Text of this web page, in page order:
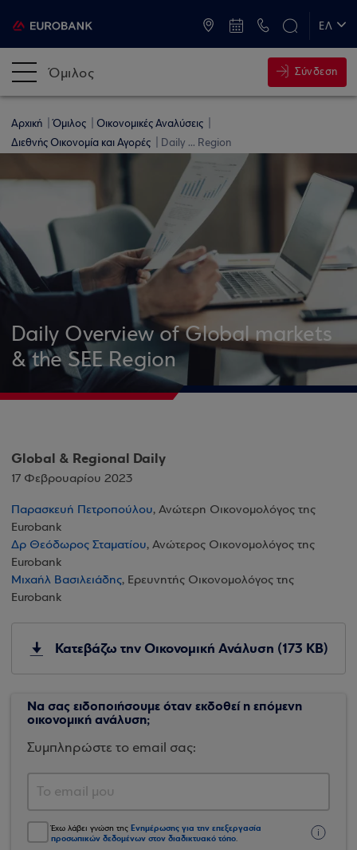
ΕΛ
Όμιλος Σύνδεση
Αρχική Όμιλος
Οικονομικές Αναλύσεις
Διεθνής Οικονομία και Αγορές
Daily ... Region
Daily Overview of Global markets
& the SEE Region
Global & Regional Daily
17 Φεβρουαρίου 2023
Παρασκευή Πετροπούλου, Ανώτερη Οικονομολόγος της
Eurobank
Δρ Θεόδωρος Σταματίου, Ανώτερος Οικονομολόγος της
Eurobank
Μιχαήλ Βασιλειάδης, Ερευνητής Οικονομολόγος της
Eurobank
Κατεβάζω την Οικονομική Ανάλυση (173 KB)
Να σας ειδοποιήσουμε όταν εκδοθεί η επόμενη
οικονομική ανάλυση;
Συμπληρώστε το email σας:
Έχω λάβει γνώση της Ενημέρωσης για την επεξεργασία
προσωπικών δεδομένων στον διαδικτυακό τόπο.